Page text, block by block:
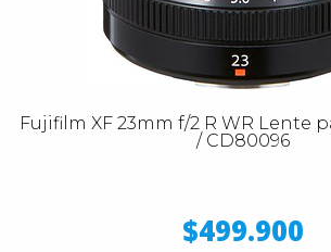
Fujifilm XF 23mm f/2 R WR Lente
/ CD80096
$499.900